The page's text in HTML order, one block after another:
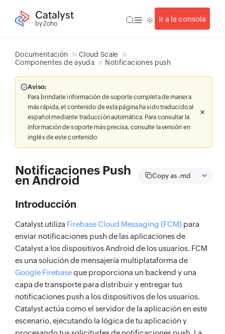
Catalyst
by Zoho
Ir a la consola
Documentación
Cloud Scale
Componentes de ayuda
Notificaciones push
Aviso:
Para brindarle información de soporte completa de manera
más rápida, el contenido de esta página ha sido traducido al
español mediante traducción automática. Para consultar la
información de soporte más precisa, consulte la versión en
inglés de este contenido.
Notificaciones Push
en Android Copy as .md
Introducción
Catalyst utiliza Firebase Cloud Messaging (FCM) para
enviar notificaciones push de las aplicaciones de
Catalyst a los dispositivos Android de los usuarios. FCM
es una solución de mensajería multiplataforma de
Google Firebaseque proporciona un backend y una
capa de transporte para distribuir y entregar tus
notificaciones push a los dispositivos de los usuarios.
Catalyst actúa como el servidor de la aplicación en este
escenario, ejecutando la lógica de tu aplicación y